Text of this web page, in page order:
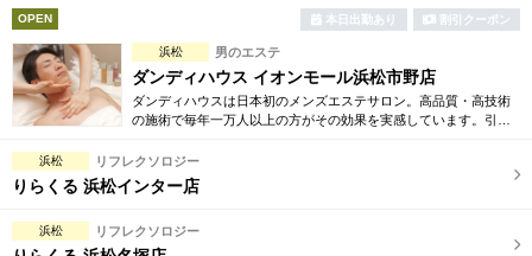
OPEN 本日出勤あり 割引クーポン
浜松 男のエステ
ダンディハウス イオンモール浜松市野店
ダンディハウスは日本初のメンズエステサロン。高品質・高技術
の施術で毎年一万人以上の方がその効果を実感しています。引き
に取り揃えています。
浜松 リフレクソロジー
りらくる 浜松インター店
浜松 リフレクソロジー